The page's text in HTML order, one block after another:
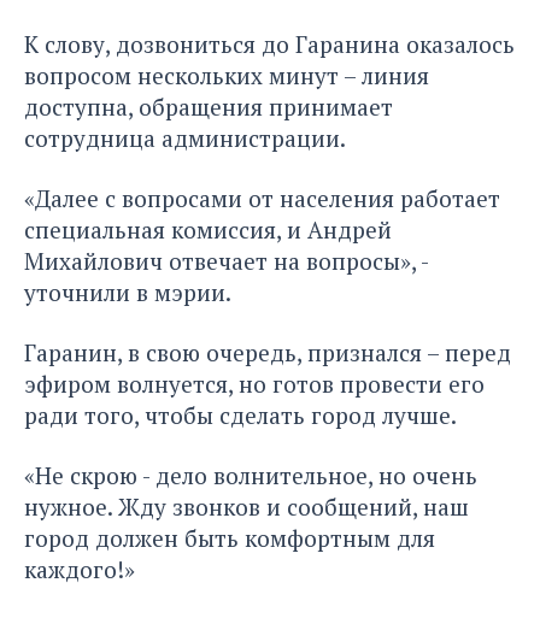
К слову, дозвониться до Гаранина оказалось
вопросом нескольких минут – линия
доступна, обращения принимает
сотрудница администрации.
«Далее с вопросами от населения работает
специальная комиссия, и Андрей
Михайлович отвечает на вопросы», -
уточнили в мэрии.
Гаранин, в свою очередь, признался – перед
эфиром волнуется, но готов провести его
ради того, чтобы сделать город лучше.
«Не скрою - дело волнительное, но очень
нужное. Жду звонков и сообщений, наш
город должен быть комфортным для
каждого!»